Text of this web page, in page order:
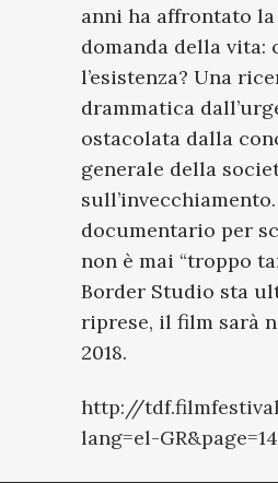
anni ha affrontato
domanda della vita:
l’esistenza? Una
drammatica
ostacolata dalla
generale della
documentario per
non è mai “troppo
Border Studio sta
riprese, il film sarà
2018.
http://
lang=el-